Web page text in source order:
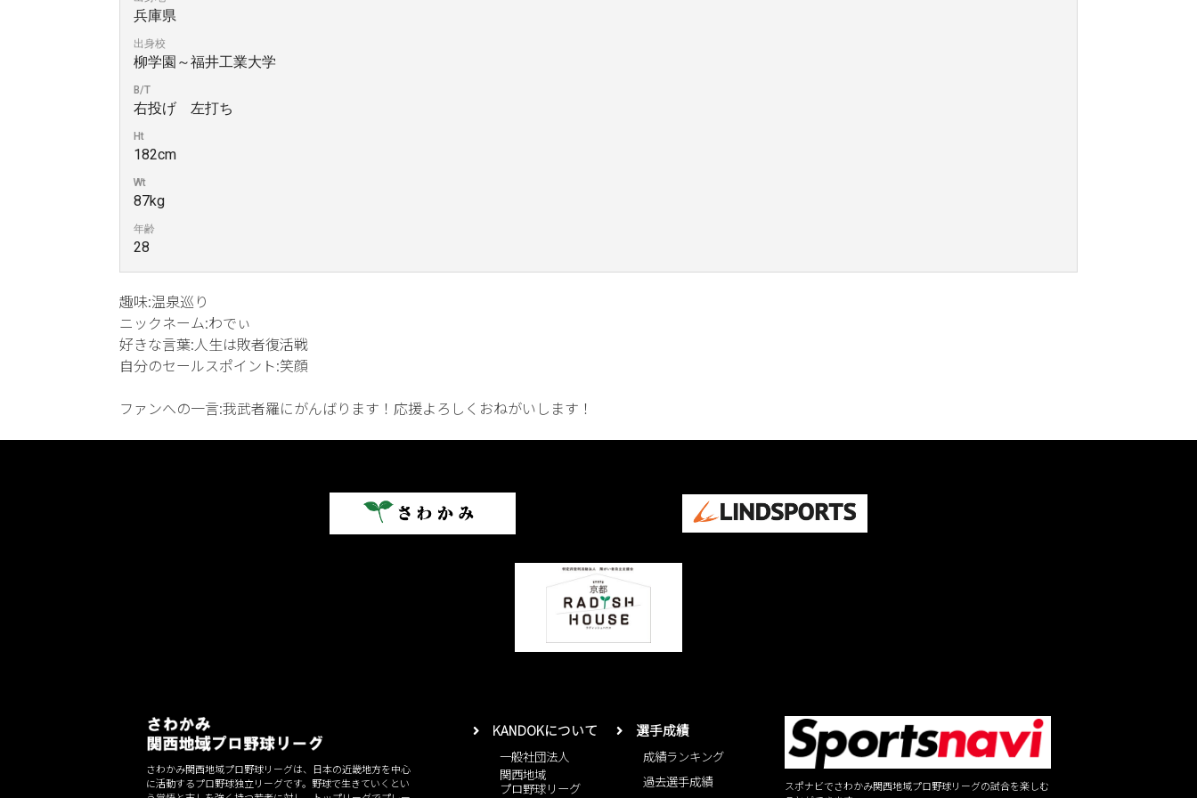
兵庫県
出身校
柳学園～福井工業大学
B/T
右投げ 左打ち
Ht
182cm
Wt
87kg
年齢
28
趣味:温泉巡り
ニックネーム:わでぃ
好きな言葉:人生は敗者復活戦
自分のセールスポイント:笑顔
ファンへの一言:我武者羅にがんばります！応援よろしくおねがいします！
さわかみ関西地域プロ野球リーグは、日本の近畿地方を中心
に活動するプロ野球独立リーグです。野球で生きていくとい
KANDOKについて
一般社団法人
関西地域
プロ野球リーグ
選手成績
成績ランキング
過去選手成績
スポナビでさわかみ関西地域プロ野球リーグの試合を楽しむ